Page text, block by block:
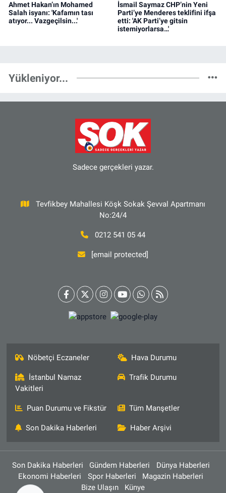
Ahmet Hakan’ın Mohamed
Salah isyanı: 'Kafamın tası
atıyor... Vazgeçilsin...'
İsmail Saymaz CHP’nin Yeni
Parti’ye Menderes teklifini ifşa
etti: 'AK Parti’ye gitsin
istemiyorlarsa…'
Yükleniyor...
Sadece gerçekleri yazar.
Tevfikbey Mahallesi Köşk Sokak Şevval Apartmanı
No:24/4
0212 541 05 44
[email protected]
Nöbetçi Eczaneler Hava Durumu
İstanbul Namaz
Vakitleri
Trafik Durumu
Puan Durumu ve Fikstür Tüm Manşetler
Son Dakika Haberleri Haber Arşivi
Son Dakika Haberleri Gündem Haberleri
Dünya Haberleri
Ekonomi Haberleri
Spor Haberleri
Magazin Haberleri
Bize Ulaşın
Künye